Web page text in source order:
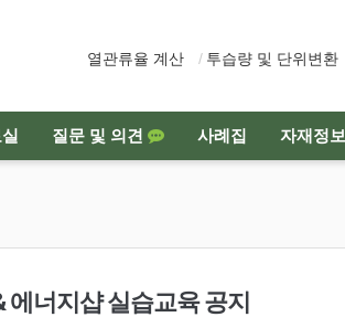
열관류율 계산
투습량 및 단위변환
질문 및 의견 사례집 자재정보
너지샵 실습교육 공지